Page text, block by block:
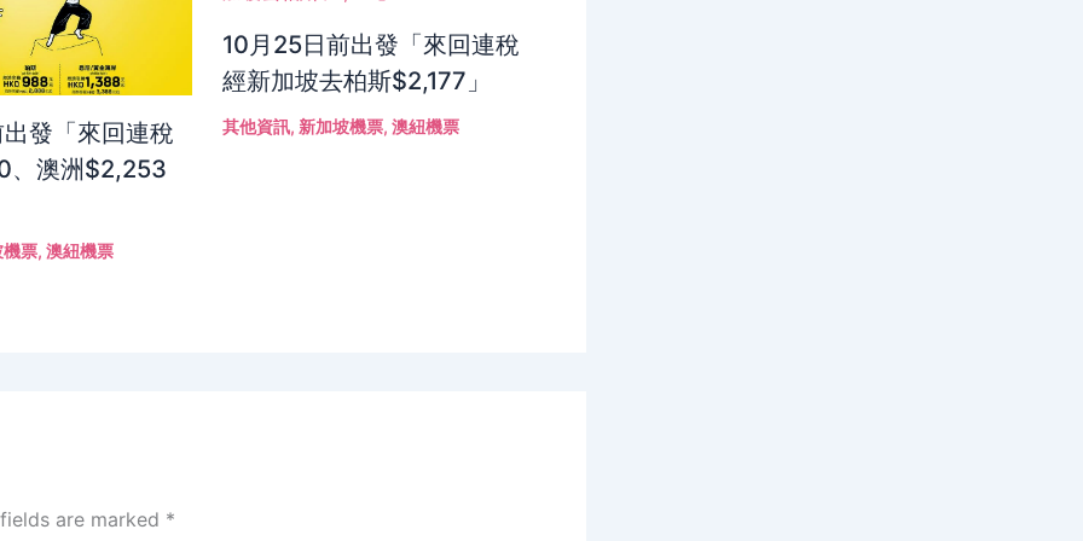
發「來回連稅
、澳洲$2,253
機票, 澳紐機票
10月25日前出發「來回連稅
經新加坡去柏斯$2,177」
其他資訊, 新加坡機票, 澳紐機票
are marked *